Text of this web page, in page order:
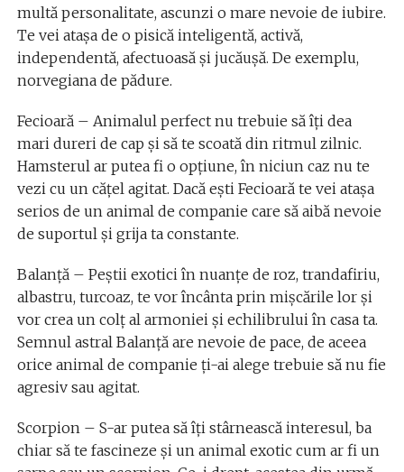
multă personalitate, ascunzi o mare nevoie de iubire.
Te vei atașa de o pisică inteligentă, activă,
independentă, afectuoasă şi jucăuşă. De exemplu,
norvegiana de pădure.
Fecioară – Animalul perfect nu trebuie să îți dea
mari dureri de cap şi să te scoată din ritmul zilnic.
Hamsterul ar putea fi o opțiune, în niciun caz nu te
vezi cu un cățel agitat. Dacă eşti Fecioară te vei ataşa
serios de un animal de companie care să aibă nevoie
de suportul şi grija ta constante.
Balanţă – Peştii exotici în nuanţe de roz, trandafiriu,
albastru, turcoaz, te vor încânta prin mişcările lor şi
vor crea un colţ al armoniei şi echilibrului în casa ta.
Semnul astral Balanţă are nevoie de pace, de aceea
orice animal de companie ți-ai alege trebuie să nu fie
agresiv sau agitat.
Scorpion – S-ar putea să îţi stârnească interesul, ba
chiar să te fascineze şi un animal exotic cum ar fi un